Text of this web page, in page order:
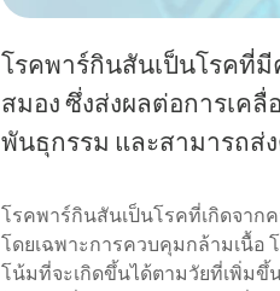
โรคพาร์กินสันเป็นโรคที่
สมอง ซึ่งส่งผลต่อการเค
พันธุกรรม และสามารถส่
โรคพาร์กินสันเป็นโรคที่เกิดจาก
โดยเฉพาะการควบคุมกล้ามเนื้อ
โน้มที่จะเกิดขึ้นได้ตามวัยที่เพิ่มขึ้